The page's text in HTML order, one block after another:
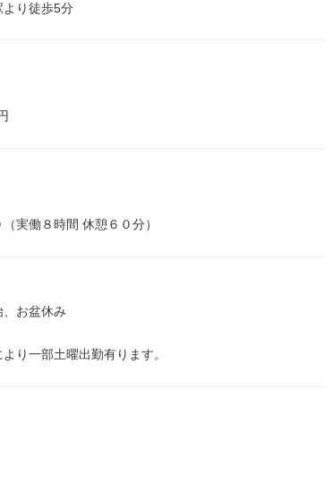
り徒歩5分
実働８時間 休憩６０分）
お盆休み
り一部土曜出勤有ります。